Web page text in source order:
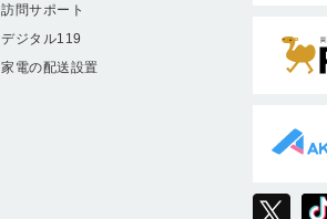
訪問サポート
デジタル119
家電の配送設置